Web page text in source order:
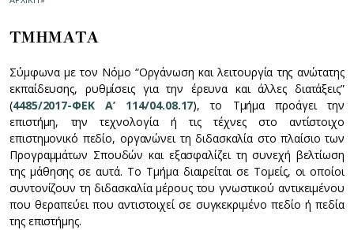
ΤΜΗΜΑΤΑ
Σύμφωνα με τον Νόμο “Οργάνωση και λειτουργία της ανώτατης
εκπαίδευσης, ρυθμίσεις για την έρευνα και άλλες διατάξεις”
(4485/2017-ΦΕΚ Α’ 114/04.08.17), το Τμήμα προάγει την
επιστήμη, την τεχνολογία ή τις τέχνες στο αντίστοιχο
επιστημονικό πεδίο, οργανώνει τη διδασκαλία στο πλαίσιο των
Προγραμμάτων Σπουδών και εξασφαλίζει τη συνεχή βελτίωση
της μάθησης σε αυτά. Το Τμήμα διαιρείται σε Τομείς, οι οποίοι
συντονίζουν τη διδασκαλία μέρους του γνωστικού αντικειμένου
που θεραπεύει που αντιστοιχεί σε συγκεκριμένο πεδίο ή πεδία
της επιστήμης.